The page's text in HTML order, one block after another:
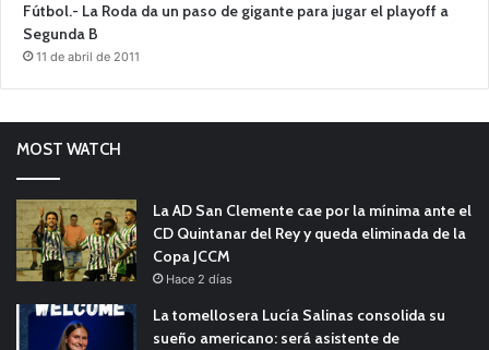
Fútbol.- La Roda da un paso de gigante para jugar el playoff a
Segunda B
11 de abril de 2011
MOST WATCH
La AD San Clemente cae por la mínima ante el
CD Quintanar del Rey y queda eliminada de la
Copa JCCM
Hace 2 días
La tomellosera Lucía Salinas consolida su
sueño americano: será asistente de